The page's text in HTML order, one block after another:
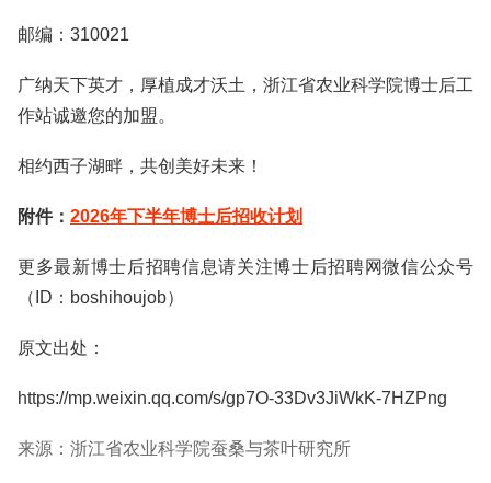
邮编：310021
广纳天下英才，厚植成才沃土，浙江省农业科学院博士后工
作站诚邀您的加盟。
相约西子湖畔，共创美好未来！
附件： 2026年下半年博士后招收计划
更多最新博士后招聘信息请关注博士后招聘网微信公众号
（ID：boshihoujob）
原文出处：
https://mp.weixin.qq.com/s/gp7O-33Dv3JiWkK-7HZPng
来源：浙江省农业科学院蚕桑与茶叶研究所